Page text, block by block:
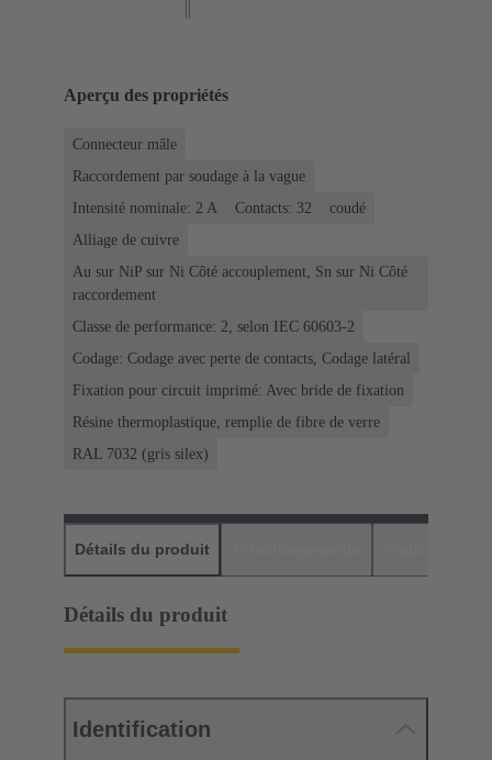
Aperçu des propriétés
Connecteur mâle
Raccordement par soudage à la vague
Intensité nominale: ‌2 A
Contacts: 32
coudé
Alliage de cuivre
Au sur NiP sur Ni Côté accouplement, Sn sur Ni Côté
raccordement
Classe de performance: 2, selon IEC 60603-2
Codage: Codage avec perte de contacts, Codage latéral
Fixation pour circuit imprimé: Avec bride de fixation
Résine thermoplastique, remplie de fibre de verre
RAL 7032 (gris silex)
Détails du produit
Détails du produit
Identification